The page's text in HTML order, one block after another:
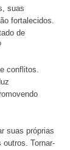
suas
fortalecidos.
de
conflitos.
suas próprias
Tornar-